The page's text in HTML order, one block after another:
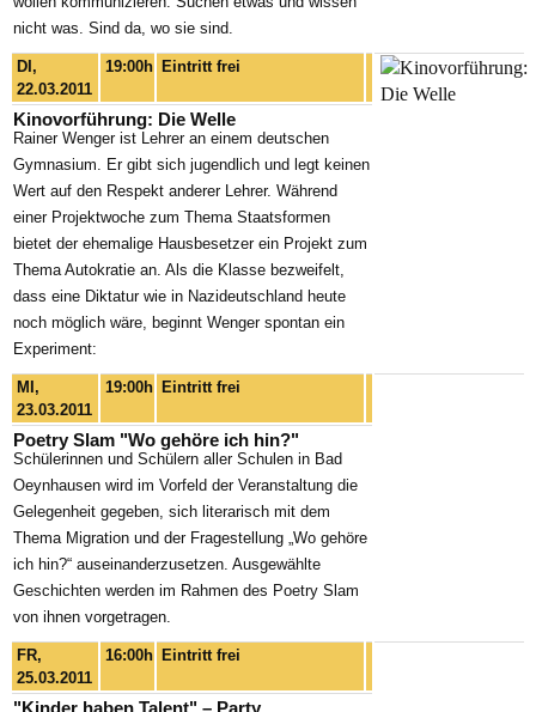
nicht was. Sind da, wo sie sind.
DI,
22.03.2011
19:00h Eintritt frei
Kinovorführung: Die Welle
Rainer Wenger ist Lehrer an einem deutschen
Gymnasium. Er gibt sich jugendlich und legt keinen
Wert auf den Respekt anderer Lehrer. Während
einer Projektwoche zum Thema Staatsformen
bietet der ehemalige Hausbesetzer ein Projekt zum
Thema Autokratie an. Als die Klasse bezweifelt,
dass eine Diktatur wie in Nazideutschland heute
noch möglich wäre, beginnt Wenger spontan ein
Experiment:
MI,
23.03.2011
19:00h Eintritt frei
Poetry Slam "Wo gehöre ich hin?"
Schülerinnen und Schülern aller Schulen in Bad
Oeynhausen wird im Vorfeld der Veranstaltung die
Gelegenheit gegeben, sich literarisch mit dem
Thema Migration und der Fragestellung „Wo gehöre
ich hin?“ auseinanderzusetzen. Ausgewählte
Geschichten werden im Rahmen des Poetry Slam
von ihnen vorgetragen.
FR,
25.03.2011
16:00h Eintritt frei